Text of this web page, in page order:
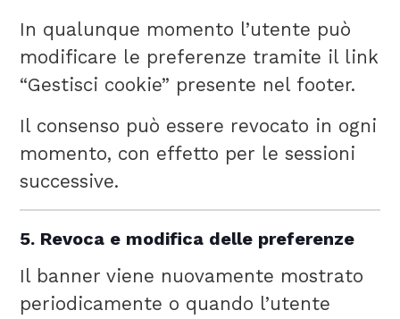
In qualunque momento l’utente può
modificare le preferenze tramite il link
“Gestisci cookie” presente nel footer.
Il consenso può essere revocato in ogni
momento, con effetto per le sessioni
successive.
5. Revoca e modifica delle preferenze
Il banner viene nuovamente mostrato
periodicamente o quando l’utente